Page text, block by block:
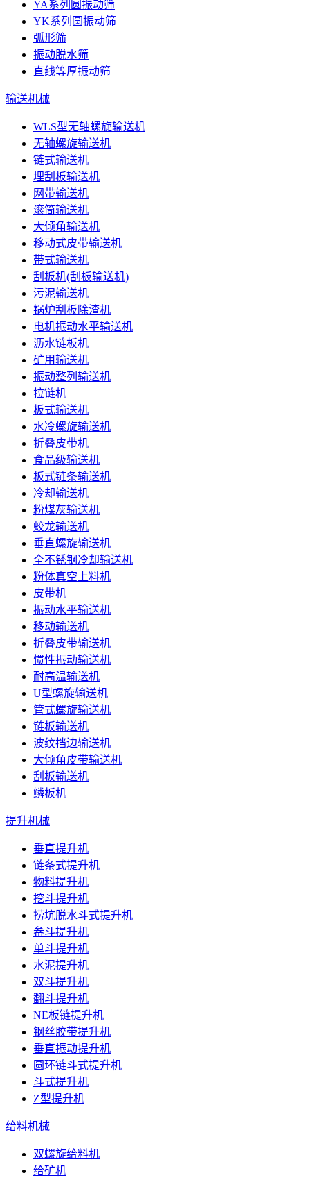
YA系列圆振动筛
YK系列圆振动筛
弧形筛
振动脱水筛
直线等厚振动筛
输送机械
WLS型无轴螺旋输送机
无轴螺旋输送机
链式输送机
埋刮板输送机
网带输送机
滚筒输送机
大倾角输送机
移动式皮带输送机
带式输送机
刮板机(刮板输送机)
污泥输送机
锅炉刮板除渣机
电机振动水平输送机
沥水链板机
矿用输送机
振动整列输送机
拉链机
板式输送机
水冷螺旋输送机
折叠皮带机
食品级输送机
板式链条输送机
冷却输送机
粉煤灰输送机
蛟龙输送机
垂直螺旋输送机
全不锈钢冷却输送机
粉体真空上料机
皮带机
振动水平输送机
移动输送机
折叠皮带输送机
惯性振动输送机
耐高温输送机
U型螺旋输送机
管式螺旋输送机
链板输送机
波纹挡边输送机
大倾角皮带输送机
刮板输送机
鳞板机
提升机械
垂直提升机
链条式提升机
物料提升机
挖斗提升机
捞坑脱水斗式提升机
畚斗提升机
单斗提升机
水泥提升机
双斗提升机
翻斗提升机
NE板链提升机
钢丝胶带提升机
垂直振动提升机
圆环链斗式提升机
斗式提升机
Z型提升机
给料机械
双螺旋给料机
给矿机